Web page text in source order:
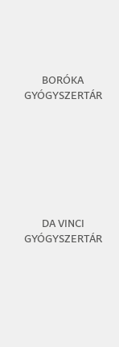
BORÓKA
GYÓGYSZERTÁR
DA VINCI
GYÓGYSZERTÁR